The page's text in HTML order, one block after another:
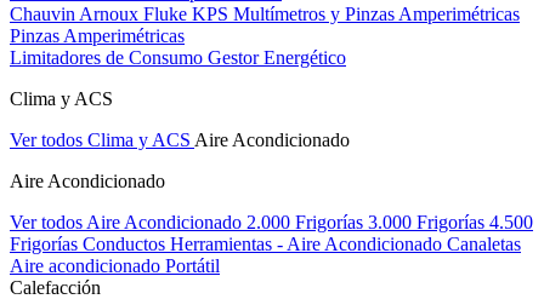
Chauvin Arnoux Fluke KPS Multímetros y Pinzas Amperimétricas
Pinzas Amperimétricas
Limitadores de Consumo Gestor Energético
Clima y ACS
Ver todos Clima y ACS Aire Acondicionado
Aire Acondicionado
Ver todos Aire Acondicionado 2.000 Frigorías 3.000 Frigorías 4.500
Frigorías Conductos Herramientas - Aire Acondicionado Canaletas
Aire acondicionado Portátil
Calefacción